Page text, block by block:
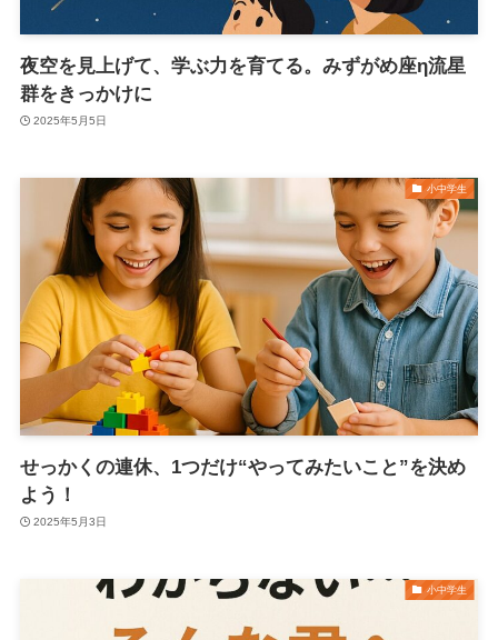
夜空を見上げて、学ぶ力を育てる。みずがめ座η流星
群をきっかけに
2025年5月5日
小中学生
せっかくの連休、1つだけ“やってみたいこと”を決め
よう！
2025年5月3日
小中学生